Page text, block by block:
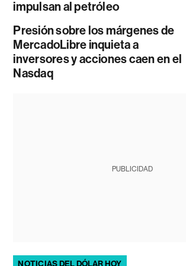
impulsan al petróleo
Presión sobre los márgenes de
MercadoLibre inquieta a
inversores y acciones caen en el
Nasdaq
PUBLICIDAD
NOTICIAS DEL DÓLAR HOY